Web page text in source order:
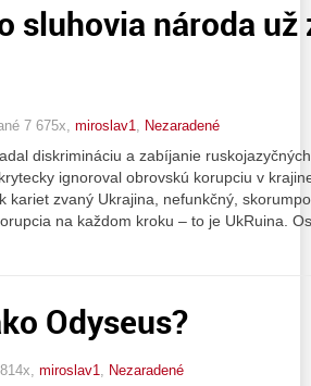
sluhovia národa už
7 675x, miroslav1 Nezaradené
diskrimináciu a zabíjanie
ignoroval obrovskú korupciu v
kariet zvaný Ukrajina, nefunkčný,
na každom kroku – to je UkRuina.
Odyseus?
miroslav1, Nezaradené